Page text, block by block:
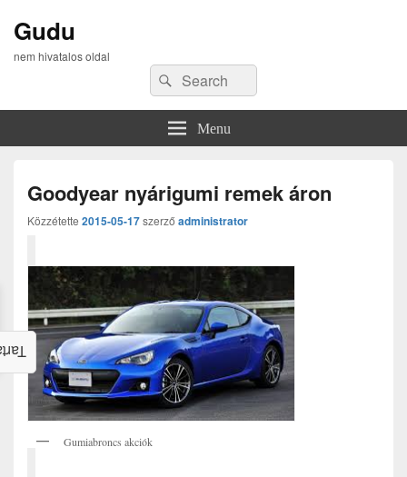
Gudu
nem hivatalos oldal
Search
for:
Search
Menu
Goodyear nyárigumi remek áron
Közzétette 2015-05-17szerző administrator
Gumiabroncs akciók